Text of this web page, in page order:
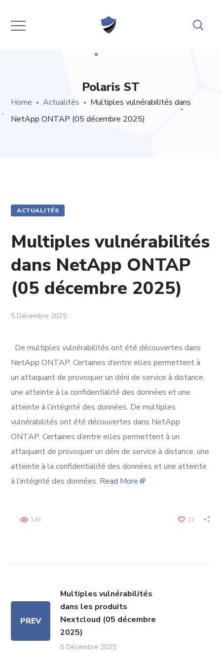
Polaris ST
Home Actualités
Multiples vulnérabilités dans
NetApp ONTAP (05 décembre 2025)
ACTUALITÉS
Multiples vulnérabilités
dans NetApp ONTAP
(05 décembre 2025)
5 Décembre 2025
De multiples vulnérabilités ont été découvertes dans
NetApp ONTAP. Certaines d’entre elles permettent à
un attaquant de provoquer un déni de service à distance,
une atteinte à la confidentialité des données et une
atteinte à l’intégrité des données. De multiples
vulnérabilités ont été découvertes dans NetApp
ONTAP. Certaines d’entre elles permettent à un
attaquant de provoquer un déni de service à distance, une
atteinte à la confidentialité des données et une atteinte
à l’intégrité des données. Read More
22
143
PREV
Multiples vulnérabilités
dans les produits
Nextcloud (05 décembre
2025)
5 Décembre 2025